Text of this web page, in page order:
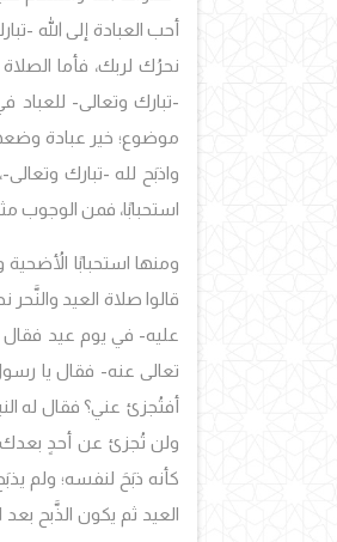
أحب العبادة إلى الله -
نحرُك لربك، فأما
-تبارك وتعالى-
موضوع؛ خير عبادة
واذبَح لله -تبارك
استحبابًا، فمن الوجوب
ومنها استحبابًا
قالوا صلاة العيد
عليه- في يوم عيد فقال
تعالى عنه- فقال يا
أفتُجزئ عني؟ فقال له
ولن تُجزئ عن أحدٍ
كأنه ذبَحَ لنفسه؛ ولم
العيد ثم يكون الذَّبح